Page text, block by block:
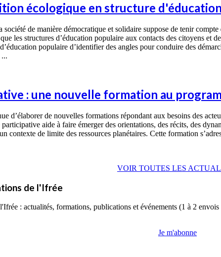
écologique en structure
de manière démocratique et solidaire suppose de tenir
les structures d’éducation populaire aux contacts des citoyens et
populaire d’identifier des angles pour conduire des
: une nouvelle formation au
d’élaborer de nouvelles formations répondant aux besoins des
aide à faire émerger des orientations, des récits, des
contexte de limite des ressources planétaires. Cette formation
VOIR TOUTES LES
de l'Ifrée
: actualités, formations, publications et événements (1 à 2
Je m'abonne